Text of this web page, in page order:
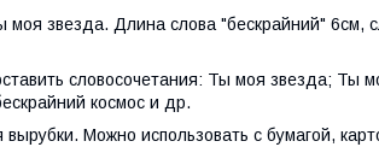
звезда. Длина слова "бескрайний" 6см,
словосочетания: Ты моя звезда; Ты
космос и др.
Можно использовать с бумагой,